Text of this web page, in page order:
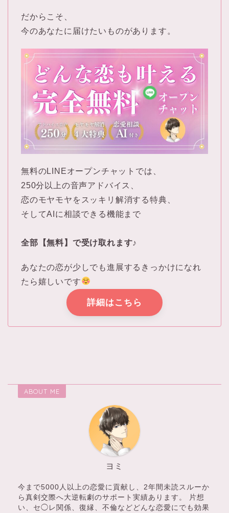
だからこそ、
今のあなたに届けたいものがあります。
無料のLINEオープンチャットでは、
250分以上の音声アドバイス、
恋のモヤモヤをスッキリ解消する特典、
そしてAIに相談できる機能まで
全部【無料】で受け取れます♪
あなたの恋が少しでも進展するきっかけになれ
たら嬉しいです
詳細はこちら
ABOUT ME
ヨミ
今まで5000人以上の恋愛に貢献し、2年間未読スルーか
ら真剣交際へ大逆転劇のサポート実績あります。 片想
い、セ◯レ関係、復縁、不倫などどんな恋愛にでも効果